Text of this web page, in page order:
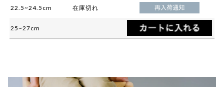
22.5~24.5cm 在庫切れ
25~27cm